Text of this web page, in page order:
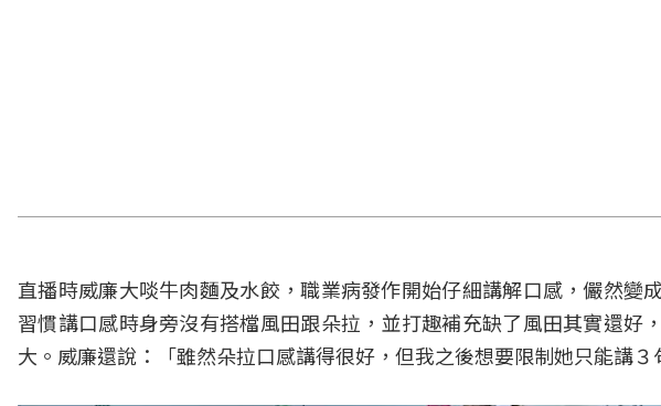
直播時威廉大啖牛肉麵及水餃，職業病發作開始仔細講解口感，儼然變
習慣講口感時身旁沒有搭檔風田跟朵拉，並打趣補充缺了風田其實還好
大。威廉還說：「雖然朵拉口感講得很好，但我之後想要限制她只能講３